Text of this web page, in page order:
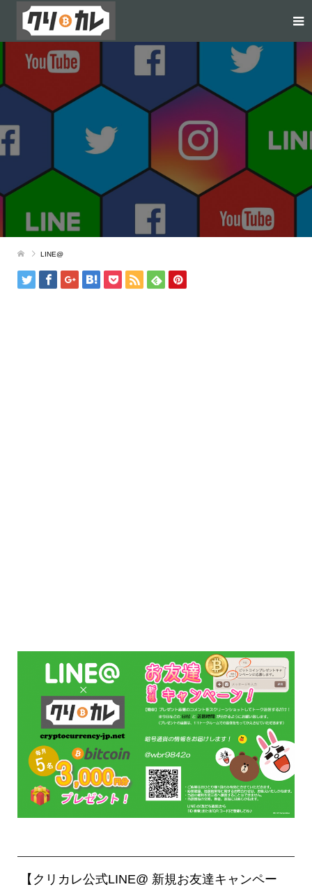
LINE@
【クリカレ公式LINE@ 新規お友達キャンペー